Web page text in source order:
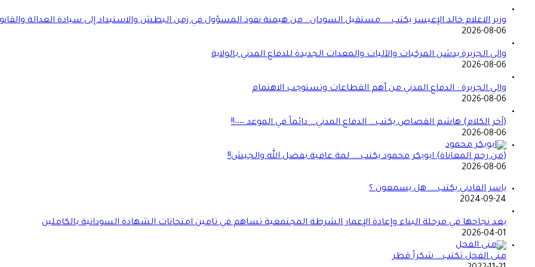
وزير الاعلام خالد الإعيسر يكتب…. مستقبل السودان.. من هيمنة نفوذ المسؤول في زمن البطش والاستبداد إلى سيادة العدالة
2026-08-06
والي الجزيرة يدشن المركبات والآليات والمعدات الجديدة للدفاع المدني بالولاية
2026-08-06
والي الجزيرة : الدفاع المدني من أهم القطاعات وتستوجب الاهتمام
2026-08-06
(آخر الكلام) هاشم القصاص يكتب… الدفاع المدني… دائماً في الموعد ٠٠٠٠!!
2026-08-06
(من رحم المعاناة) ابوبكر محمود يكتب…. لمة عافية بفضل الله والجيش!!
2026-08-06
ياسر الفادني يكتب…. هل يسمعون ؟
2024-09-24
بعد نجاحها في مرحلة البناء وإعادة الإعمار الشرطة المجتمعية تساهم في تامين امتحانات الشهادة السودانية بالكاملين
2026-04-01
منى الفحل تكتب… شكراً قطر